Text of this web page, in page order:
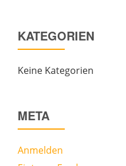
KATEGORIEN
Keine Kategorien
META
Anmelden